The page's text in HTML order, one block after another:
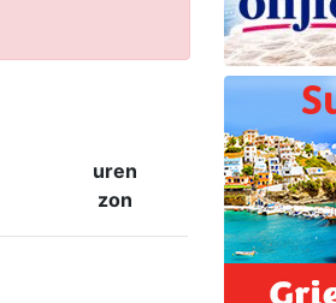
uren
zon